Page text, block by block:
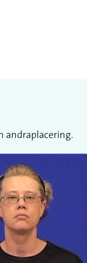
andraplacering.